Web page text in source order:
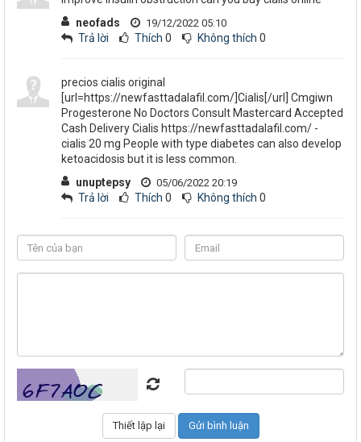
neofads
19/12/2022 05:10
Trả lời Thích 0 Không thích 0
precios cialis original
[url=https://newfasttadalafil.com/]Cialis[/url] Cmgiwn
Progesterone No Doctors Consult Mastercard Accepted
Cash Delivery Cialis https://newfasttadalafil.com/ -
cialis 20 mg People with type diabetes can also develop
ketoacidosis but it is less common.
unuptepsy
05/06/2022 20:19
Trả lời Thích 0 Không thích 0